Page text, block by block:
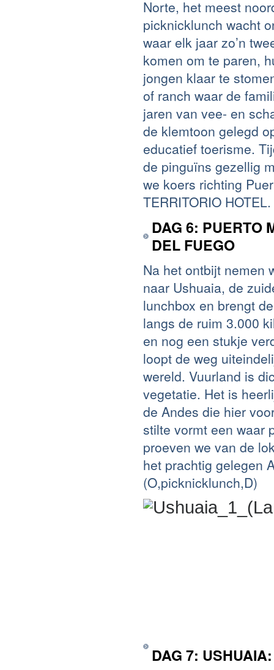
Norte, het meest
picknicklunch wacht
waar elk jaar zo’n
komen om te paren,
jongen klaar te
of ranch waar de
jaren van vee- en
de klemtoon gelegd
educatief toerisme.
de pinguïns gezellig
we koers richting
TERRITORIO
DAG 6: PUERTO
DEL FUEGO
Na het ontbijt nemen
naar Ushuaia, de
lunchbox en brengt
langs de ruim 3.000
en nog een stukje
loopt de weg
wereld. Vuurland is
vegetatie. Het is
de Andes die hier
stilte vormt een waar
proeven we van de
het prachtig gelegen
(O,picknicklunch,D)
DAG 7: